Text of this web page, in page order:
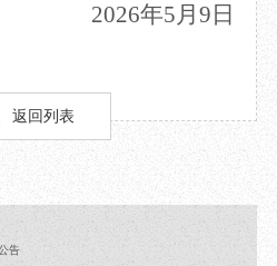
2026年5月9 日
返回列表
告